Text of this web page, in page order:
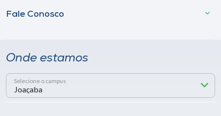
Fale Conosco
Onde estamos
Selecione o campus